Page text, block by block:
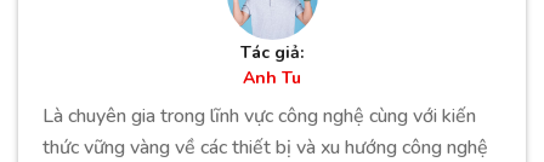
Tác giả:
Anh Tu
Là chuyên gia trong lĩnh vực công nghệ cùng với kiến
thức vững vàng về các thiết bị và xu hướng công nghệ